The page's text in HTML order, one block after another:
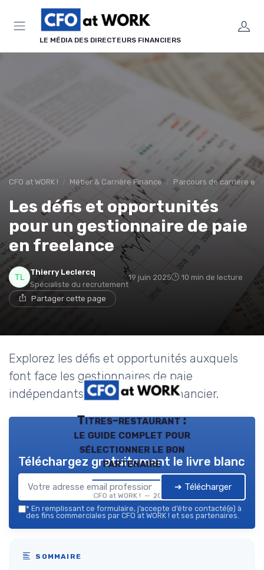
LE MÉDIA DES DIRECTEURS FINANCIERS
CFO at WORK ! Métier & Carrière Finance Parcours de carrière en
Les défis et opportunités
pour un gestionnaire de paie
en freelance
Thierry Leclercq
Spécialiste du recrutement
19 juin 2025 10 min de lecture
Partager cette page
Explorez les défis et opportunités auxquels
font face les gestionnaires de paie
indépendants dans le secteur financier.
Titres-restaurant :
le guide complet pour
sélectionner le bon
partenaire
CFO at WORK ! — 2026
Téléchargez gratuitement le livre blanc
➔ Télécharger
* En remplissant ce formulaire, j’accepte d’être contacté(e) à
des fins commerciales par CFO at WORK ! et ses partenaires.
SOMMAIRE
Panneau de gestion des cookies